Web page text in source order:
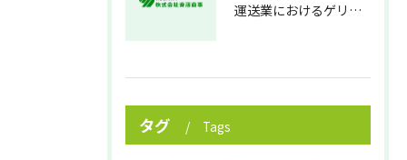
運送業におけるゲリラ豪雨対策の実践法
タグ Tags